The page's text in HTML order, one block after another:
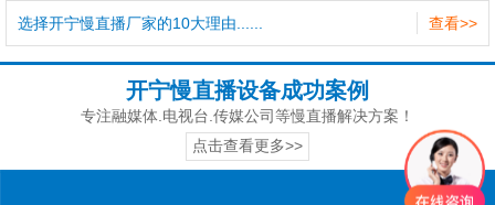
查看>>
选择开宁慢直播厂家的10大理由......
开宁慢直播设备成功案例
专注融媒体.电视台.传媒公司等慢直播解决方案！
点击查看更多>>